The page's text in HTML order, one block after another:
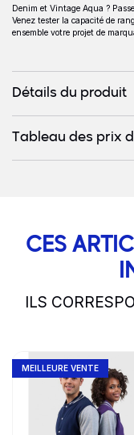
Denim et Vintage Aqua ?
Venez tester la capacité de
ensemble votre projet de
Détails du produit
Tableau des prix
CES
ILS
slide1 to 2of 5
MEILLEURE VENTE
Go to product page